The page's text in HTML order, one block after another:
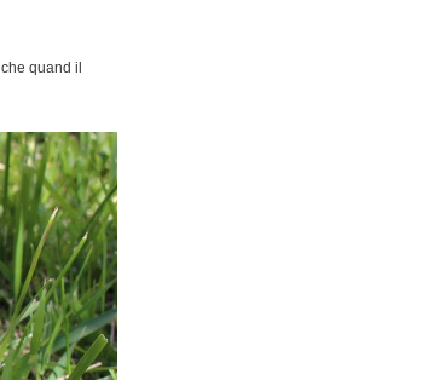
quand il